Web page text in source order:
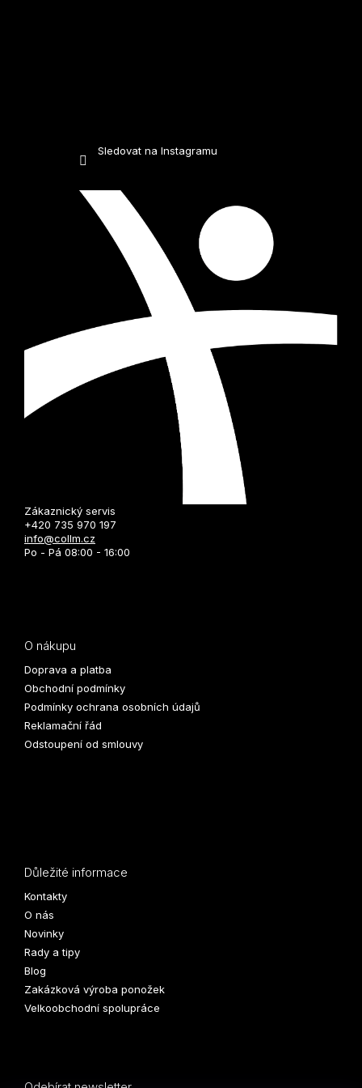
Sledovat na Instagramu
Zákaznický servis
+420 735 970 197
info@collm.cz
Po - Pá 08:00 - 16:00
O nákupu
Doprava a platba
Obchodní podmínky
Podmínky ochrana osobních údajů
Reklamační řád
Odstoupení od smlouvy
Důležité informace
Kontakty
O nás
Novinky
Rady a tipy
Blog
Zakázková výroba ponožek
Velkoobchodní spolupráce